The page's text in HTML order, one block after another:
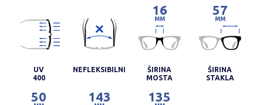
UV
400
NEFLEKSIBILNI
16
MM
ŠIRINA
MOSTA
57
MM
ŠIRINA
STAKLA
50 143 135